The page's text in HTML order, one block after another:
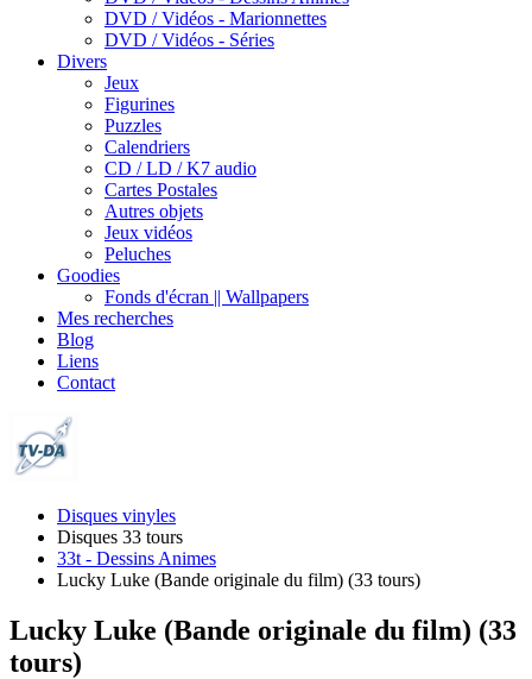
DVD / Vidéos - Marionnettes
DVD / Vidéos - Séries
Divers
Jeux
Figurines
Puzzles
Calendriers
CD / LD / K7 audio
Cartes Postales
Autres objets
Jeux vidéos
Peluches
Goodies
Fonds d'écran || Wallpapers
Mes recherches
Blog
Liens
Contact
Disques vinyles
Disques 33 tours
33t - Dessins Animes
Lucky Luke (Bande originale du film) (33 tours)
Lucky Luke (Bande originale du film) (33
tours)